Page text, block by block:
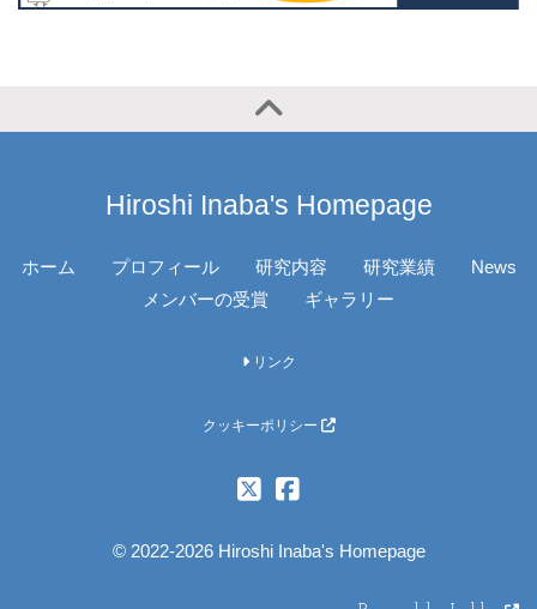
Hiroshi Inaba's Homepage
ホーム プロフィール 研究内容 研究業績
News
メンバーの受賞
ギャラリー
リンク
クッキーポリシー
© 2022-2026 Hiroshi Inaba's Homepage